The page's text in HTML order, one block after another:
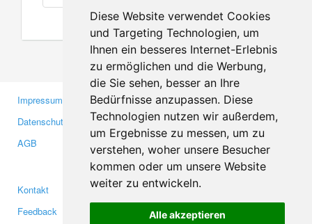
Diese Website verwendet Cookies
und Targeting Technologien, um
Ihnen ein besseres Internet-Erlebnis
zu ermöglichen und die Werbung,
die Sie sehen, besser an Ihre
Bedürfnisse anzupassen. Diese
Technologien nutzen wir außerdem,
um Ergebnisse zu messen, um zu
verstehen, woher unsere Besucher
kommen oder um unsere Website
weiter zu entwickeln.
Alle akzeptieren
Impressum
Datenschutzerklärung
AGB
Gewerbetreibende
Investoren
Medien
Kontakt
Feedback
Facebook
Twitter